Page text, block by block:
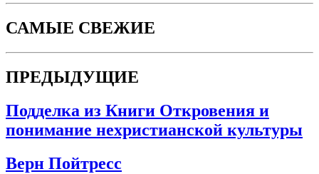
САМЫЕ СВЕЖИЕ
ПРЕДЫДУЩИЕ
Подделка из Книги Откровения и
понимание нехристианской культуры
Верн Пойтресс